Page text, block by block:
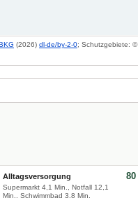
(2026) dl-de/by-2-0; Schutzgebiete: ©
Alltagsversorgung
Supermarkt 4,1 Min., Notfall 12,1
Min., Schwimmbad 3,8 Min.
80